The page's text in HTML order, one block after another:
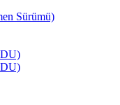
Sürümü)